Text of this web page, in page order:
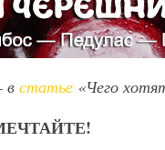
в статье «Чего